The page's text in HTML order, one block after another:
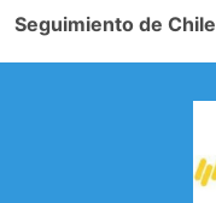
Seguimiento de Chile